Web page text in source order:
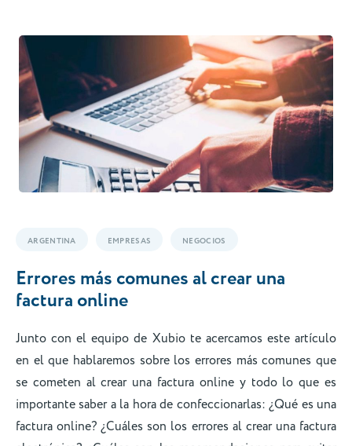
ARGENTINA EMPRESAS NEGOCIOS
Errores más comunes al crear una
factura online
Junto con el equipo de Xubio te acercamos este artículo
en el que hablaremos sobre los errores más comunes que
se cometen al crear una factura online y todo lo que es
importante saber a la hora de confeccionarlas: ¿Qué es una
factura online? ¿Cuáles son los errores al crear una factura